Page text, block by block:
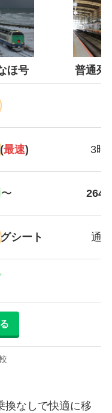
ほ号 普通列
最速) 3時
シート 通
換なしで快適に移